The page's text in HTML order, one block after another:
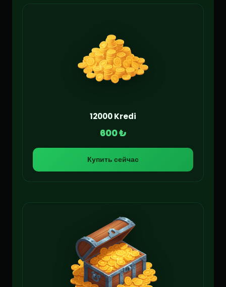
12000 Kredi
600 ₺
Купить сейчас